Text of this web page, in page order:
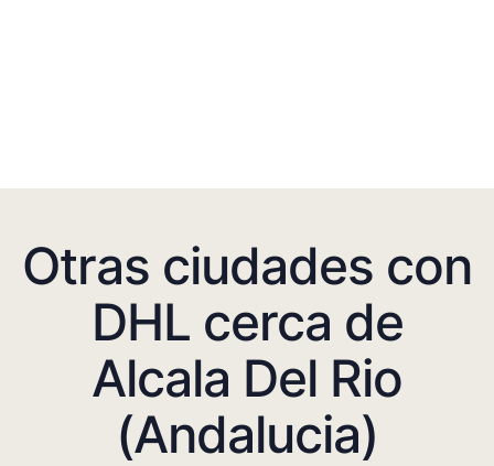
Otras ciudades con
DHL cerca de
Alcala Del Rio
(Andalucia)